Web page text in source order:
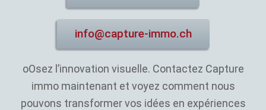
info@capture-immo.ch
oOsez l’innovation visuelle. Contactez Capture
immo maintenant et voyez comment nous
pouvons transformer vos idées en expériences